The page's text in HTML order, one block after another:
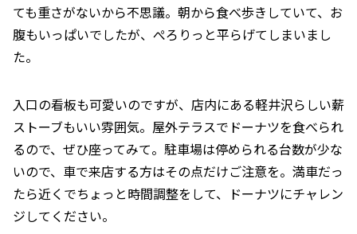
ても重さがないから不思議。朝から食べ歩きしていて、お
腹もいっぱいでしたが、ぺろりっと平らげてしまいまし
た。
入口の看板も可愛いのですが、店内にある軽井沢らしい薪
ストーブもいい雰囲気。屋外テラスでドーナツを食べられ
るので、ぜひ座ってみて。駐車場は停められる台数が少な
いので、車で来店する方はその点だけご注意を。満車だっ
たら近くでちょっと時間調整をして、ドーナツにチャレン
ジしてください。